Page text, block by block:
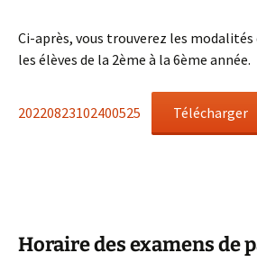
Ci-après, vous trouverez les
les élèves de la 2ème à la 6ème année.
20220823102400525 Télécharger
Horaire des examens de